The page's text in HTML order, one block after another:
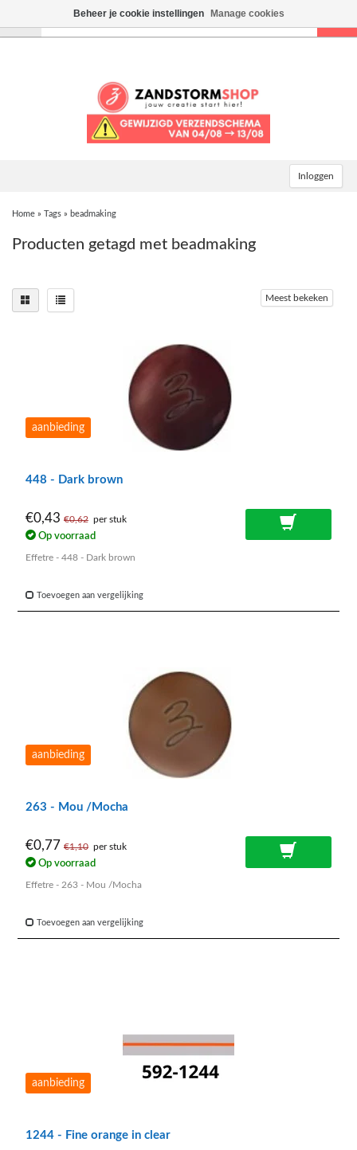
Inloggen
Home » Tags » beadmaking
Producten getagd met beadmaking
Meest bekeken
aanbieding
448 - Dark brown
€0,43 €0,62 per stuk
Op voorraad
Effetre - 448 - Dark brown
Toevoegen aan vergelijking
aanbieding
263 - Mou /Mocha
€0,77 €1,10 per stuk
Op voorraad
Effetre - 263 - Mou /Mocha
Toevoegen aan vergelijking
aanbieding
1244 - Fine orange in clear
Beheer je cookie instellingen Manage cookies